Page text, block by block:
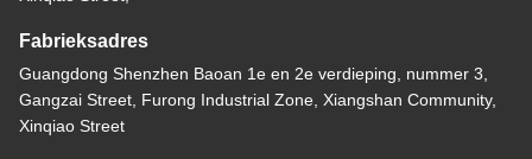
Fabrieksadres
Guangdong Shenzhen Baoan 1e en 2e verdieping, nummer 3,
Gangzai Street, Furong Industrial Zone, Xiangshan Community,
Xinqiao Street